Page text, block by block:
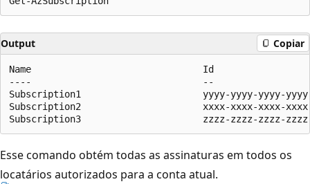
Output Copiar
Name                               Id
----                               --
Subscription1                      yyyy-yyyy-yyyy-yyyy
Subscription2                      xxxx-xxxx-xxxx-xxxx
Esse comando obtém todas as assinaturas em todos os
locatários autorizados para a conta atual.